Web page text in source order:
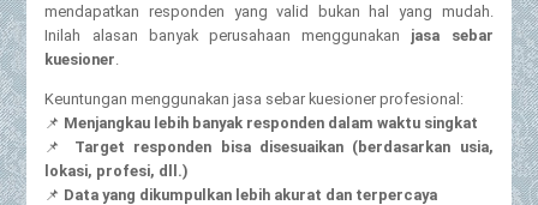
mendapatkan responden yang valid bukan hal yang mudah.
Inilah alasan banyak perusahaan menggunakan jasa sebar
kuesioner.
Keuntungan menggunakan jasa sebar kuesioner profesional:
📌 Menjangkau lebih banyak responden dalam waktu singkat
📌
Target responden bisa disesuaikan (berdasarkan usia,
lokasi, profesi, dll.)
📌 Data yang dikumpulkan lebih akurat dan terpercaya